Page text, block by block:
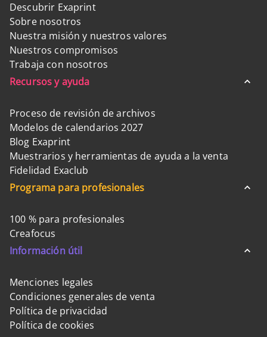
Descubrir Exaprint
Sobre nosotros
Nuestra misión y nuestros valores
Nuestros compromisos
Trabaja con nosotros
Recursos y ayuda
Proceso de revisión de archivos
Modelos de calendarios 2027
Blog Exaprint
Muestrarios y herramientas de ayuda a la venta
Fidelidad Exaclub
Programa para profesionales
100 % para profesionales
Creafocus
Información útil
Menciones legales
Condiciones generales de venta
Política de privacidad
Política de cookies